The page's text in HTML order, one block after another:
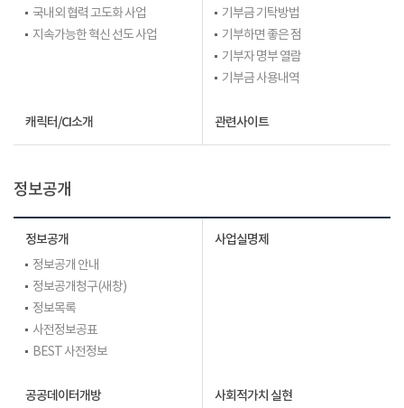
국내외 협력 고도화 사업
지속가능한 혁신 선도 사업
기부금 기탁방법
기부하면 좋은 점
기부자 명부 열람
기부금 사용내역
캐릭터/CI소개 관련사이트
정보공개
정보공개
정보공개 안내
정보공개청구(새창)
정보목록
사전정보공표
BEST 사전정보
사업실명제
공공데이터개방 사회적가치 실현